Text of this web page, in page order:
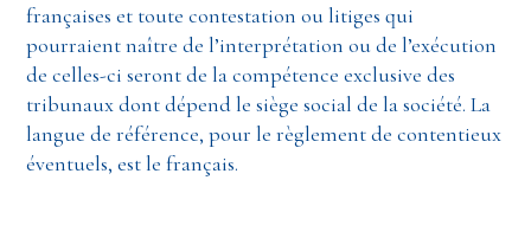
françaises et toute contestation ou litiges qui
pourraient naître de l’interprétation ou de l’exécution
de celles-ci seront de la compétence exclusive des
tribunaux dont dépend le siège social de la société. La
langue de référence, pour le règlement de contentieux
éventuels, est le français.